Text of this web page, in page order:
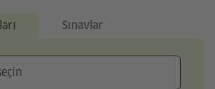
Sınavlar